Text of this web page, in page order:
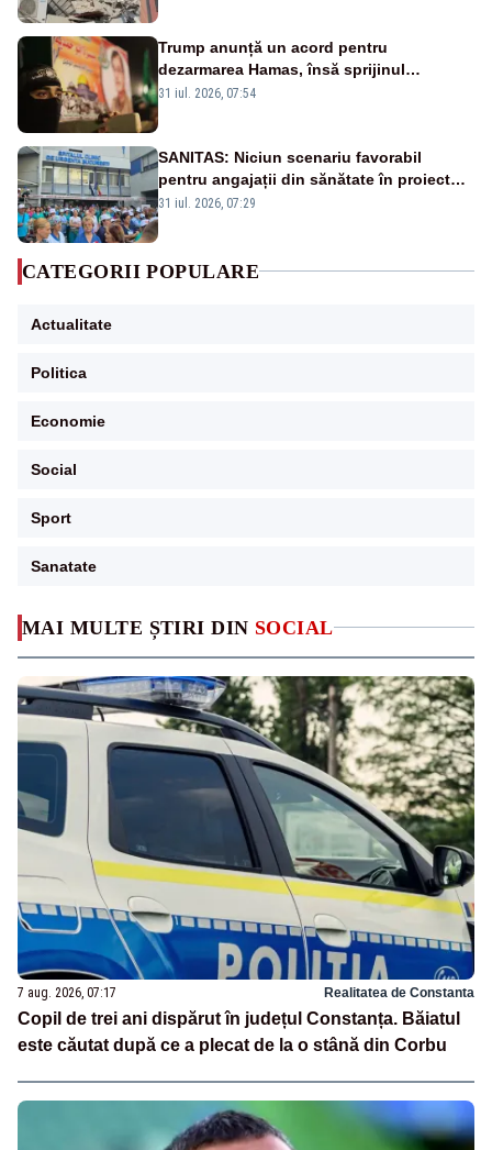
MAI MULTE ȘTIRI DIN SOCIAL
7 aug. 2026, 07:17 Realitatea de Constanta
Copil de trei ani dispărut în județul Constanța. Băiatul
este căutat după ce a plecat de la o stână din Corbu
Trump anunță un acord pentru
dezarmarea Hamas, însă sprijinul
Israelului rămâne incert
31 iul. 2026, 07:54
SANITAS: Niciun scenariu favorabil
pentru angajații din sănătate în proiectul
Legii salarizării
31 iul. 2026, 07:29
CATEGORII POPULARE
Actualitate
Politica
Economie
Social
Sport
Sanatate